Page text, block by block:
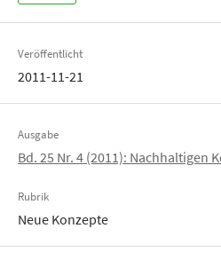
Veröffentlicht
2011-11-21
Ausgabe
Bd. 25 Nr. 4 (2011): Nachhaltigen
Rubrik
Neue Konzepte